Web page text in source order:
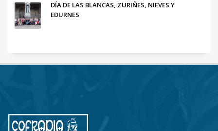
DÍA DE LAS BLANCAS, ZURIÑES, NIEVES Y
EDURNES